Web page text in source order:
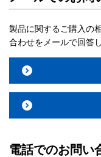
製品に関するご購入の
合わせをメールで回答し
電話でのお問い